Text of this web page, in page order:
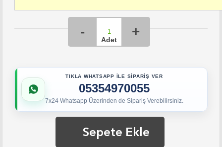
TIKLA WHATSAPP İLE SİPARİŞ VER
05354970055
7x24 Whatsapp Üzerinden de Sipariş Verebilirsiniz.
Sepete Ekle